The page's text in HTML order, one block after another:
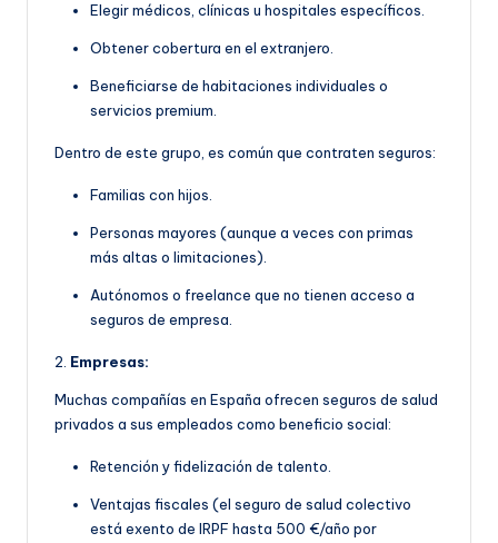
Elegir médicos, clínicas u hospitales específicos.
Obtener cobertura en el extranjero.
Beneficiarse de habitaciones individuales o
servicios premium.
Dentro de este grupo, es común que contraten seguros:
Familias con hijos.
Personas mayores (aunque a veces con primas
más altas o limitaciones).
Autónomos o freelance que no tienen acceso a
seguros de empresa.
2. Empresas:
Muchas compañías en España ofrecen seguros de salud
privados a sus empleados como beneficio social:
Retención y fidelización de talento.
Ventajas fiscales (el seguro de salud colectivo
está exento de IRPF hasta 500 €/año por